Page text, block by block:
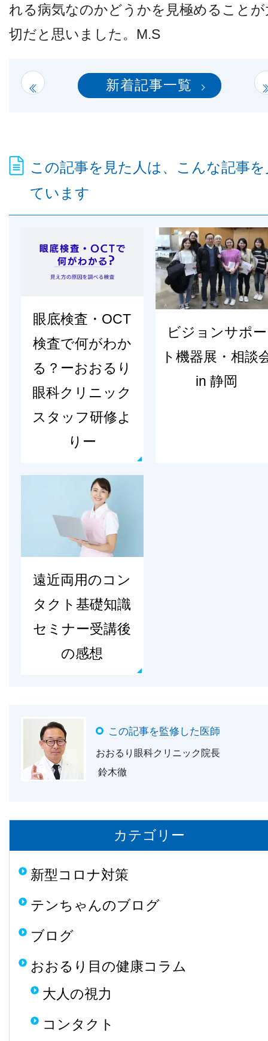
れる病気なのかどうかを見極めることが
切だと思いました。M.S
新着記事一覧
この記事を見た人は、こんな記事を
ています
眼底検査・OCT
検査で何がわか
る？ーおおるり
眼科クリニック
スタッフ研修よ
りー
ビジョンサポー
ト機器展・相談
in 静岡
遠近両用のコン
タクト基礎知識
セミナー受講後
の感想
この記事を監修した医師
おおるり眼科クリニック院長
鈴木徹
カテゴリー
新型コロナ対策
テンちゃんのブログ
ブログ
おおるり目の健康コラム
大人の視力
コンタクト